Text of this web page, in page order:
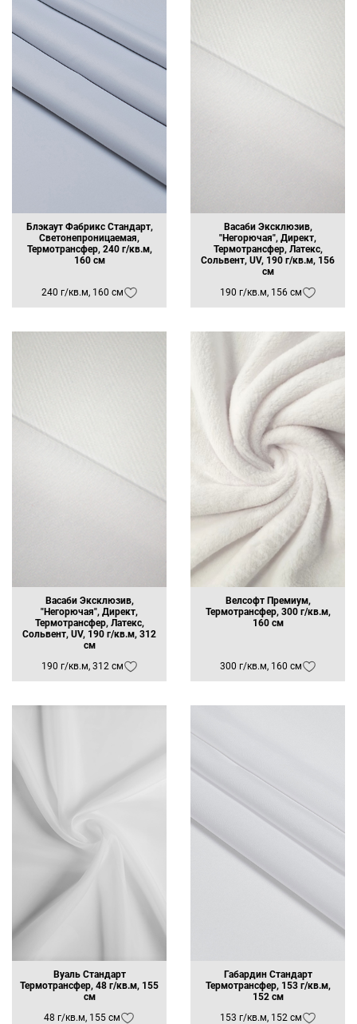
Блэкаут Фабрикс Стандарт,
Светонепроницаемая,
Термотрансфер, 240 г/кв.м,
160 см
240 г/кв.м, 160 см
Васаби Эксклюзив,
"Негорючая", Директ,
Термотрансфер, Латекс,
Сольвент, UV, 190 г/кв.м, 156
см
190 г/кв.м, 156 см
Васаби Эксклюзив,
"Негорючая", Директ,
Термотрансфер, Латекс,
Сольвент, UV, 190 г/кв.м, 312
см
190 г/кв.м, 312 см
Велсофт Премиум,
Термотрансфер, 300 г/кв.м,
160 см
300 г/кв.м, 160 см
Вуаль Стандарт
Термотрансфер, 48 г/кв.м, 155
см
48 г/кв.м, 155 см
Габардин Стандарт
Термотрансфер, 153 г/кв.м,
152 см
153 г/кв.м, 152 см